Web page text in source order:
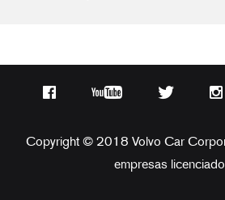
Copyright © 2018 Volvo Car
empresas